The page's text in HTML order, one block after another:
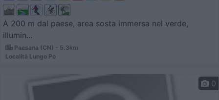
A 200 m dal paese, area sosta immersa nel verde,
illumin...
Paesana (CN) - 5.3km
Località Lungo Po
0